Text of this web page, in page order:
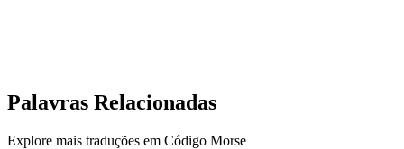
Palavras Relacionadas
Explore mais traduções em Código Morse